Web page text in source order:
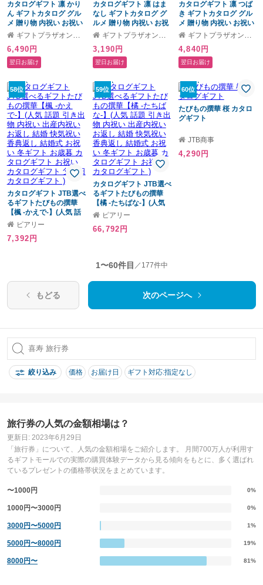
カタログギフト 凛 かり
ん ギフトカタログ グル
メ 贈り物 内祝い お祝い
出産祝い 出産内祝い 引
築 香典返し お礼 入学内
祝い 卒業祝い 体験ギフ
ト 温泉 旅行 結婚 お返し
ギフトプラザオンライン
6,490円
翌日お届け
カタログギフト 凛 はま
なし ギフトカタログ グ
ルメ 贈り物 内祝い お祝
い 出産祝い 出産内祝い
新築 香典返し お礼 入学
内祝い 卒業祝い 体験ギ
フト 温泉 旅行 結婚 お返
し
ギフトプラザオンライン
3,190円
翌日お届け
カタログギフト 凛 つば
き ギフトカタログ グル
メ 贈り物 内祝い お祝い
出産祝い 出産内祝い 引
築 香典返し お礼 入学内
祝い 卒業祝い 体験ギフ
ト 温泉 旅行 結婚 お返し
ギフトプラザオンライン
4,840円
翌日お届け
58位
カタログギフト JTB選べ
るギフトたびもの撰華
【楓 -かえで-】(人気 話
題 引き出物 内祝い 出産
祝い 香典返し 結婚式 お
ピアリー
7,392円
59位
カタログギフト JTB選べ
るギフトたびもの撰華
【橘 -たちばな-】(人気
話題 引き出物 内祝い 出
気祝い 香典返し 結婚式
カタログギフト )
ピアリー
66,792円
60位
たびもの撰華 桜 カタロ
グギフト
JTB商事
4,290円
1〜60件目 ／177件中
もどる 次のページへ
絞り込み 価格 お届け日 ギフト対応:指定なし
旅行券の人気の金額相場は？
更新日: 2023年6月29日
「旅行券」について、人気の金額相場をご紹介します。 月間700万人が利用す
るギフトモールでの実際の購買体験データから見る傾向をもとに、多く選ばれ
ているプレゼントの価格帯状況をまとめています。
〜1000円 0%
1000円〜3000円 0%
3000円〜5000円 1%
5000円〜8000円 19%
8000円〜 81%